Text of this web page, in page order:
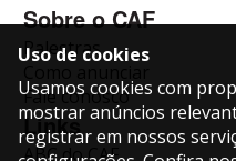
Sobre o CAF
Palestras
Fale conosco
Links
ABC do CAF
Uso de cookies
Usamos cookies com
mostrar anúncios
registrar em nossos